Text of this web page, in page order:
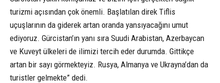
turizmi açısından çok önemli. Başlatılan direk Tiflis
uçuşlarının da giderek artan oranda yansıyacağını umut
ediyoruz. Gürcistan’ın yanı sıra Suudi Arabistan, Azerbaycan
ve Kuveyt ülkeleri de ilimizi tercih eder durumda. Gittikçe
artan bir sayı görmekteyiz. Rusya, Almanya ve Ukrayna’dan da
turistler gelmekte” dedi.